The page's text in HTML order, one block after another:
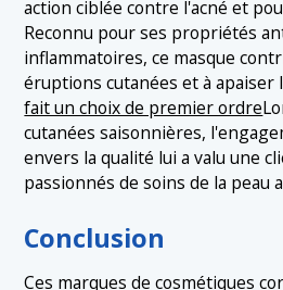
action ciblée contre l'acné et
Reconnu pour ses propriétés
inflammatoires, ce masque
éruptions cutanées et à
fait un choix de premier ordre
cutanées saisonnières,
envers la qualité lui a valu une
passionnés de soins de la peau
Conclusion
Ces marques de cosmétiques